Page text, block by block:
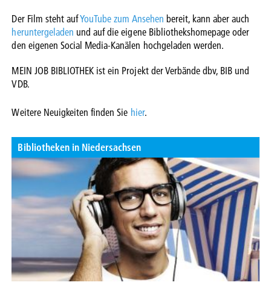
Der Film steht aufYouTube zum Ansehen bereit, kann aber auch
heruntergeladen und auf die eigene Bibliothekshomepage oder
den eigenen Social Media-Kanälen hochgeladen werden.
MEIN JOB BIBLIOTHEK ist ein Projekt der Verbände dbv, BIB und
VDB.
Weitere Neuigkeiten finden Sie hier.
Bibliotheken in Niedersachsen